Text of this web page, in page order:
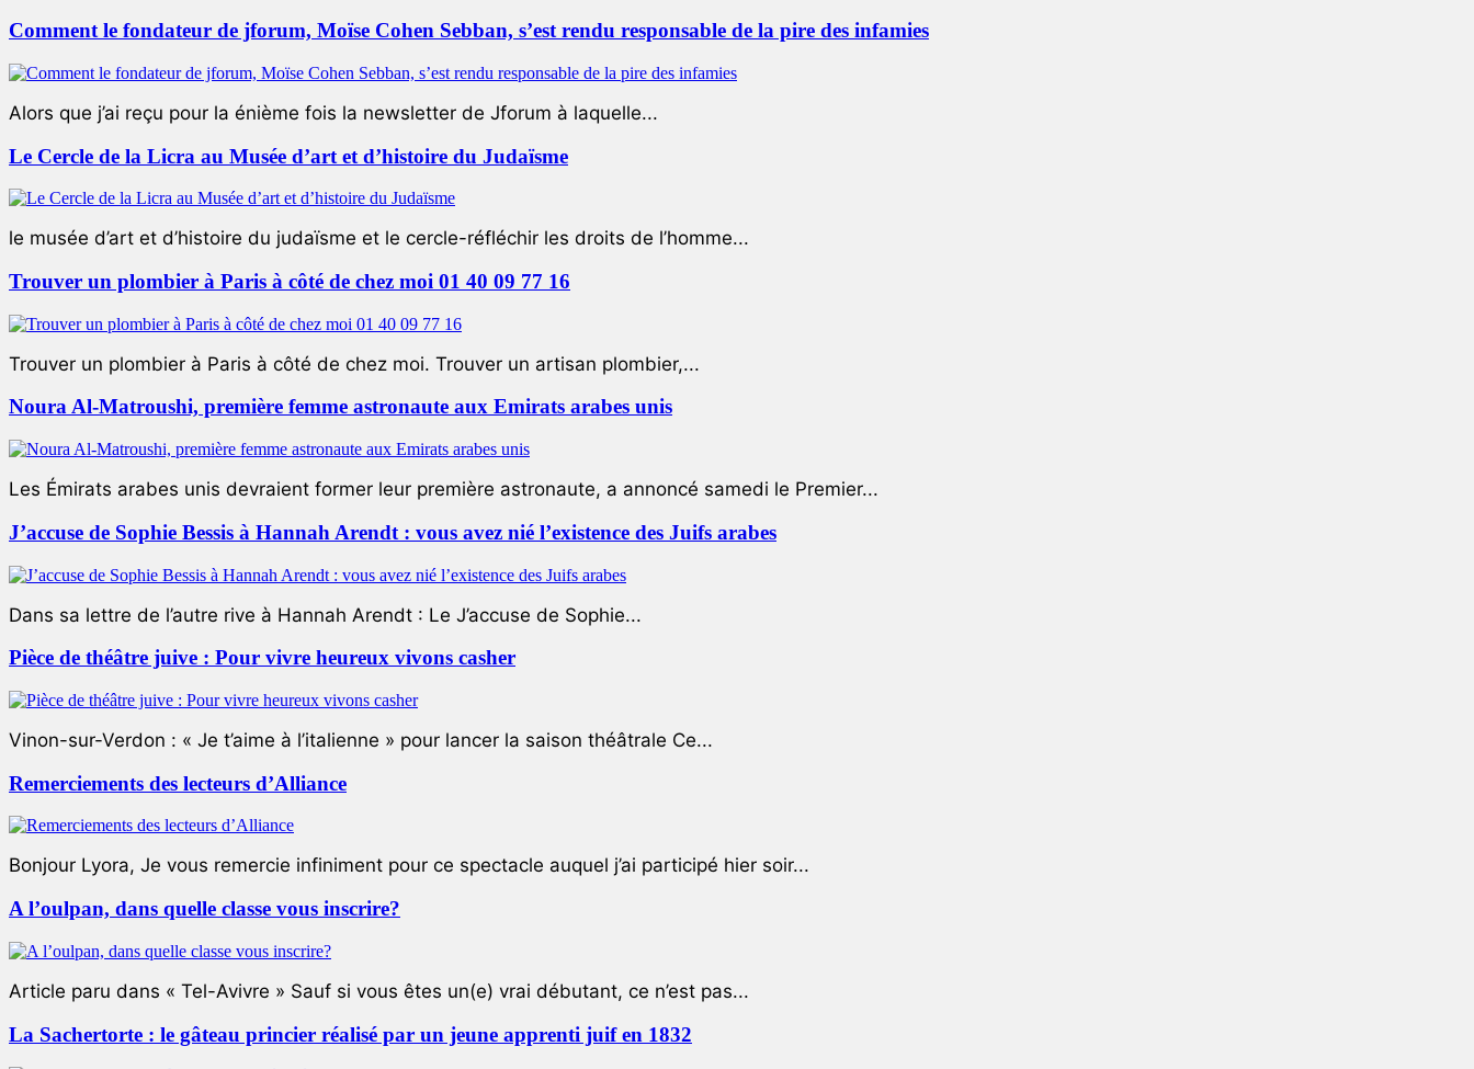
Comment le fondateur de jforum, Moïse Cohen Sebban, s’est rendu responsable de la pire des infamies
Alors que j’ai reçu pour la énième fois la newsletter de Jforum à laquelle...
Le Cercle de la Licra au Musée d’art et d’histoire du Judaïsme
le musée d’art et d’histoire du judaïsme et le cercle-réfléchir les droits de l’homme...
Trouver un plombier à Paris à côté de chez moi 01 40 09 77 16
Trouver un plombier à Paris à côté de chez moi. Trouver un artisan plombier,...
Noura Al-Matroushi, première femme astronaute aux Emirats arabes unis
Les Émirats arabes unis devraient former leur première astronaute, a annoncé samedi le Premier...
J’accuse de Sophie Bessis à Hannah Arendt : vous avez nié l’existence des Juifs arabes
Dans sa lettre de l’autre rive à Hannah Arendt : Le J’accuse de Sophie...
Pièce de théâtre juive : Pour vivre heureux vivons casher
Vinon-sur-Verdon : « Je t’aime à l’italienne » pour lancer la saison théâtrale Ce...
Remerciements des lecteurs d’Alliance
Bonjour Lyora, Je vous remercie infiniment pour ce spectacle auquel j’ai participé hier soir...
A l’oulpan, dans quelle classe vous inscrire?
Article paru dans « Tel-Avivre » Sauf si vous êtes un(e) vrai débutant, ce n’est pas...
La Sachertorte : le gâteau princier réalisé par un jeune apprenti juif en 1832